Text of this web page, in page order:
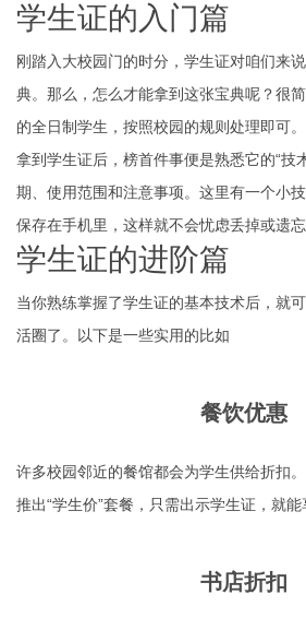
学生证的入门篇
刚踏入大校园门的时分，学生证对咱们来
典。那么，怎么才能拿到这张宝典呢？很
的全日制学生，按照校园的规则处理即可。
拿到学生证后，榜首件事便是熟悉它的“技
期、使用范围和注意事项。这里有一个小
保存在手机里，这样就不会忧虑丢掉或遗忘
学生证的进阶篇
当你熟练掌握了学生证的基本技术后，就
活圈了。以下是一些实用的比如
餐饮优惠
许多校园邻近的餐馆都会为学生供给折扣
推出“学生价”套餐，只需出示学生证，就能
书店折扣